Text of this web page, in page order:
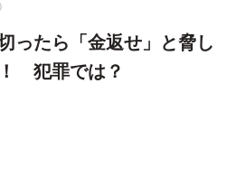
ったら「金返せ」と脅し
犯罪では？